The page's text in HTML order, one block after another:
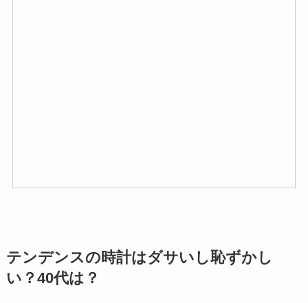
テンデンスの時計はダサいし恥ずかし
い？40代は？